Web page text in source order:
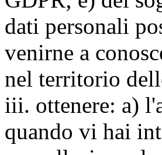
dati personali
venirne a
nel territorio
iii. ottenere: a)
quando vi hai